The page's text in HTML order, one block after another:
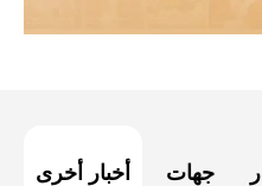
أخبار أخرى جهات